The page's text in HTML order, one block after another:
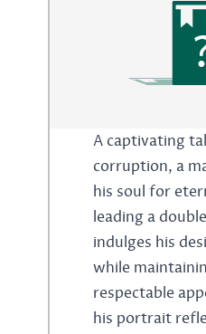
A captivating
corruption, a
his soul for
leading a
indulges his
while
respectable
his portrait